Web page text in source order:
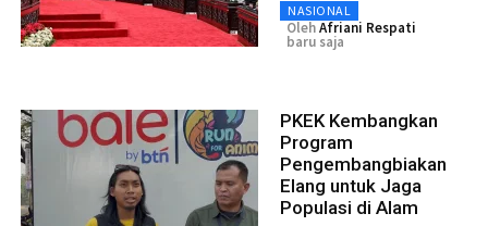
NASIONAL
OlehAfriani Respati
baru saja
PKEK Kembangkan
Program
Pengembangbiakan
Elang untuk Jaga
Populasi di Alam